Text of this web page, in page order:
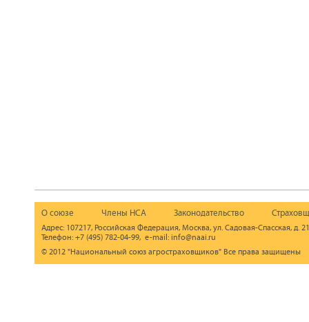
О союзе Члены НСА Законодательство
Адрес: 107217, Российская Федерация, Москва, ул. Садовая-Спасская, д.
Телефон: +7 (495) 782-04-99, e-mail: info@naai.ru
© 2012 "Национальный союз агростраховщиков" Все права защищены